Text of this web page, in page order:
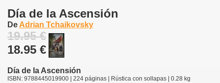
Día de la Ascensión
De Adrian Tchaikovsky
19.95 €
18.95 €
Día de la Ascensión
ISBN: 9788445019900 | 224 páginas | Rústica con sollapas | 0.28 kg